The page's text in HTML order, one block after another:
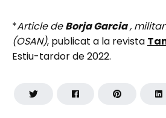
*Article deBorja Garcia,
(OSAN), publicat a la revista
Estiu-tardor de 2022.